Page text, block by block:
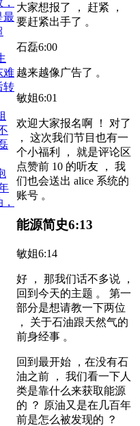
最
难
转
大家想报了 ， 赶紧 ，
要赶紧出手了 。
石磊6:00
越来越像广告了 。
敏姐6:01
欢迎大家报名啊 ！ 对了
， 这次我们节目也有一
个小福利 ， 就是评论区
点赞前 10 的听友 ， 我
们也会送出 alice 系统的
账号 。
能源简史6:13
敏姐6:14
好 ， 那我们话不多说 ，
回到今天的主题 。 第一
部分是想请教一下两位
， 关于石油跟天然气的
前身经事 。
回到最开始 ，在没有石
油之前 ， 我们看一下人
类是靠什么来获取能源
的 ？ 原油又是在几百年
前是怎么被发现的 ？